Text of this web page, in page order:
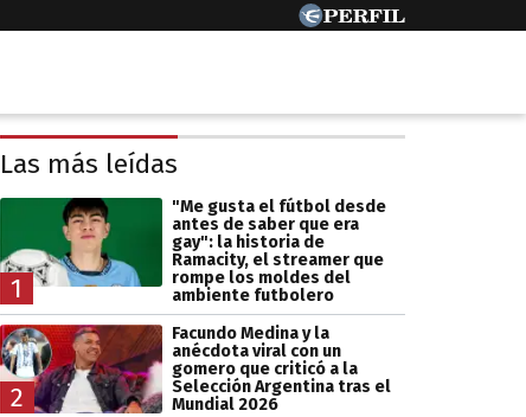
Las más leídas
1
"Me gusta el fútbol desde
antes de saber que era
gay": la historia de
Ramacity, el streamer que
rompe los moldes del
ambiente futbolero
2
Facundo Medina y la
anécdota viral con un
gomero que criticó a la
Selección Argentina tras el
Mundial 2026